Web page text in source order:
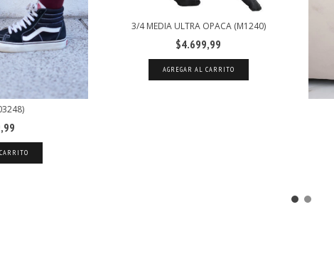
3/4 MEDIA ULTRA OPACA (M1240)
$4.699,99
AGREGAR AL CARRITO